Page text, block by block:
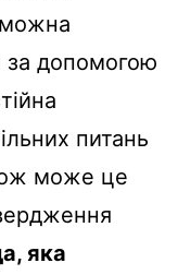
за допомогою
питань
може це
яка